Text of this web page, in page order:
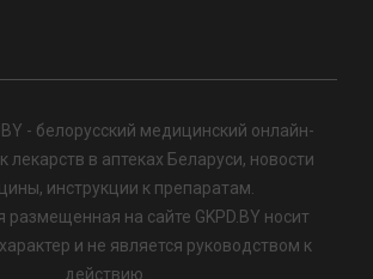
- белорусский медицинский онлайн-
лекарств в аптеках Беларуси, новости
инструкции к препаратам.
на сайте GKPD.BY носит
и не является руководством к
действию.